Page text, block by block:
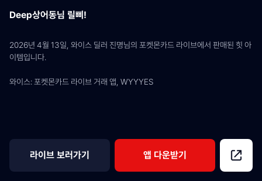
Deep상어동님 릴삐!
2026년 4월 13일, 와이스 딜러 진명님의 포켓몬카드 라이브에서 판매된 힛 아
이템입니다.
와이스: 포켓몬카드 라이브 거래 앱, WYYYES
라이브 보러가기 앱 다운받기